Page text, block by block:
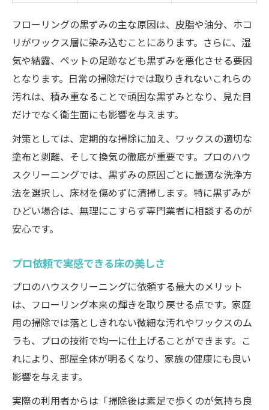
フローリングの黒ずみの主な原因は、皮脂や油分、ホコ
リがワックス層に染み込むことにあります。さらに、湿
気や結露、ペットの足跡なども黒ずみを悪化させる要因
となります。日常の掃除だけでは取りきれないこれらの
汚れは、積み重なることで頑固な黒ずみとなり、見た目
だけでなく衛生面にも影響を与えます。
対策としては、定期的な掃除に加え、ワックスの適切な
塗布と剥離、そして換気の徹底が重要です。プロのハウ
スクリーニングでは、黒ずみの原因ごとに最適な洗浄方
法を選択し、床材を傷めずに清掃します。特に黒ずみが
ひどい場合は、無理にこすらず専門業者に相談するのが
安心です。
プロ依頼で実感できる床の美しさ
プロのハウスクリーニングに依頼する最大のメリット
は、フローリング本来の輝きを取り戻せる点です。家庭
用の掃除では落としきれない微細な汚れやワックスのム
ラも、プロの技術で均一に仕上げることができます。こ
れにより、部屋全体が明るくなり、家族の健康にも良い
影響を与えます。
実際の利用者からは「掃除後は素足で歩くのが気持ち良